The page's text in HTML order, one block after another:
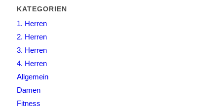
KATEGORIEN
1. Herren
2. Herren
3. Herren
4. Herren
Allgemein
Damen
Fitness